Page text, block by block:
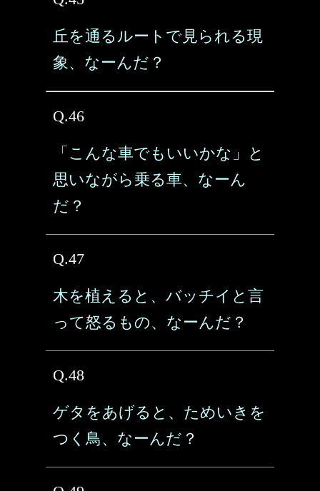
丘を通るルートで見られる現
象、なーんだ？
Q.46
「こんな車でもいいかな」と
思いながら乗る車、なーん
だ？
Q.47
木を植えると、バッチイと言
って怒るもの、なーんだ？
Q.48
ゲタをあげると、ためいきを
つく鳥、なーんだ？